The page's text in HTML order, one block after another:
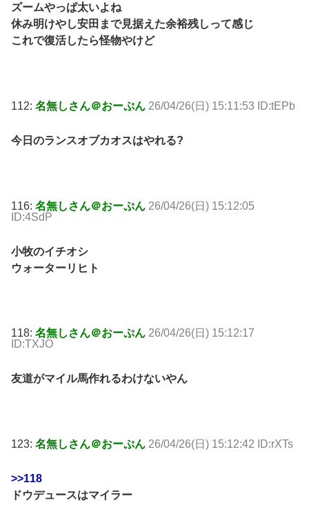
ズームやっぱ太いよね
休み明けやし安田まで見据えた余裕残しって感じ
これで復活したら怪物やけど
112: 名無しさん＠おーぷん 26/04/26(日) 15:11:53 ID:tEPb
今日のランスオブカオスはやれる?
116: 名無しさん＠おーぷん 26/04/26(日) 15:12:05
ID:4SdP
小牧のイチオシ
ウォーターリヒト
118: 名無しさん＠おーぷん 26/04/26(日) 15:12:17
ID:TXJO
友道がマイル馬作れるわけないやん
123: 名無しさん＠おーぷん 26/04/26(日) 15:12:42 ID:rXTs
>>118
ドウデュースはマイラー